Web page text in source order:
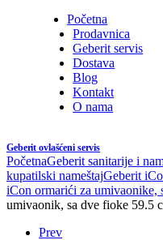
Početna
Prodavnica
Geberit servis
Dostava
Blog
Kontakt
O nama
Geberit ovlašćeni servis
PočetnaGeberit sanitarije i
kupatilski nameštajGeberit
iCon ormarići za umivaonike,
umivaonik, sa dve fioke 59.5
Prev